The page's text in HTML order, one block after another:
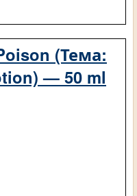
(Тема:
— 50 ml